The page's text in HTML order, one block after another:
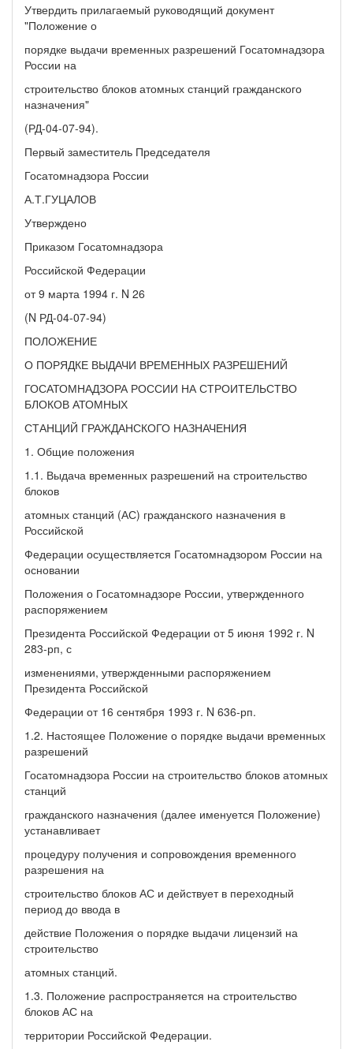
Утвердить прилагаемый руководящий документ
"Положение о
порядке выдачи временных разрешений Госатомнадзора
России на
строительство блоков атомных станций гражданского
назначения"
(РД-04-07-94).
Первый заместитель Председателя
Госатомнадзора России
А.Т.ГУЦАЛОВ
Утверждено
Приказом Госатомнадзора
Российской Федерации
от 9 марта 1994 г. N 26
(N РД-04-07-94)
ПОЛОЖЕНИЕ
О ПОРЯДКЕ ВЫДАЧИ ВРЕМЕННЫХ РАЗРЕШЕНИЙ
ГОСАТОМНАДЗОРА РОССИИ НА СТРОИТЕЛЬСТВО
БЛОКОВ АТОМНЫХ
СТАНЦИЙ ГРАЖДАНСКОГО НАЗНАЧЕНИЯ
1. Общие положения
1.1. Выдача временных разрешений на строительство
блоков
атомных станций (АС) гражданского назначения в
Российской
Федерации осуществляется Госатомнадзором России на
основании
Положения о Госатомнадзоре России, утвержденного
распоряжением
Президента Российской Федерации от 5 июня 1992 г. N
283-рп, с
изменениями, утвержденными распоряжением
Президента Российской
Федерации от 16 сентября 1993 г. N 636-рп.
1.2. Настоящее Положение о порядке выдачи временных
разрешений
Госатомнадзора России на строительство блоков атомных
станций
гражданского назначения (далее именуется Положение)
устанавливает
процедуру получения и сопровождения временного
разрешения на
строительство блоков АС и действует в переходный
период до ввода в
действие Положения о порядке выдачи лицензий на
строительство
атомных станций.
1.3. Положение распространяется на строительство
блоков АС на
территории Российской Федерации.